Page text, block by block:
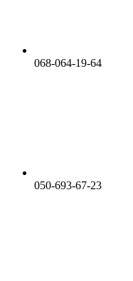
068-064-19-64
050-693-67-23